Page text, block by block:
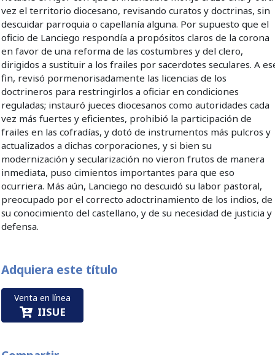
vez el territorio diocesano, revisando curatos y doctrinas, sin
descuidar parroquia o capellanía alguna. Por supuesto que el
oficio de Lanciego respondía a propósitos claros de la corona
en favor de una reforma de las costumbres y del clero,
dirigidos a sustituir a los frailes por sacerdotes seculares. A
fin, revisó pormenorisadamente las licencias de los
doctrineros para restringirlos a oficiar en condiciones
reguladas; instauró jueces diocesanos como autoridades cada
vez más fuertes y eficientes, prohibió la participación de
frailes en las cofradías, y dotó de instrumentos más pulcros y
actualizados a dichas corporaciones, y si bien su
modernización y secularización no vieron frutos de manera
inmediata, puso cimientos importantes para que eso
ocurriera. Más aún, Lanciego no descuidó su labor pastoral,
preocupado por el correcto adoctrinamiento de los indios, de
su conocimiento del castellano, y de su necesidad de justicia y
defensa.
Adquiera este título
Venta en línea
IISUE